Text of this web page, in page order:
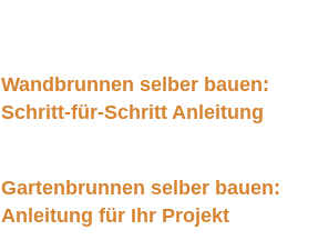
Wandbrunnen selber bauen:
Schritt-für-Schritt Anleitung
Gartenbrunnen selber bauen:
Anleitung für Ihr Projekt